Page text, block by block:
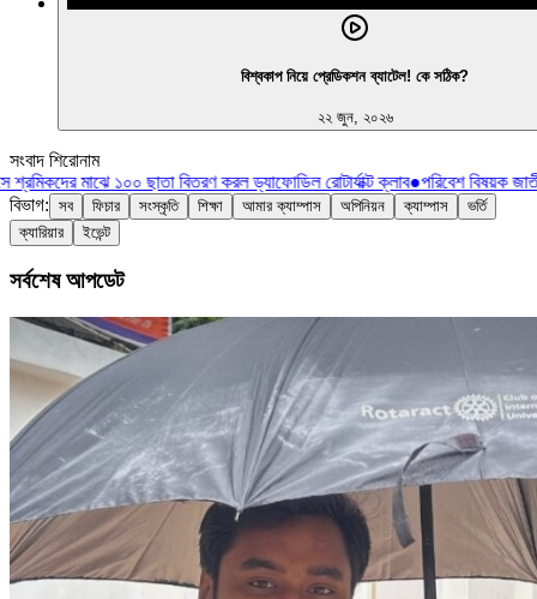
বিশ্বকাপ নিয়ে প্রেডিকশন ব্যাটেল! কে সঠিক?
২২ জুন, ২০২৬
সংবাদ শিরোনাম
শ্রমিকদের মাঝে ১০০ ছাতা বিতরণ করল ড্যাফোডিল রোটার্যাক্ট ক্লাব●পরিবেশ বিষয়ক
বিভাগ: সব ফিচার সংস্কৃতি শিক্ষা আমার ক্যাম্পাস অপিনিয়ন ক্যাম্পাস
ভর্তি
ক্যারিয়ার
ইভেন্ট
সর্বশেষ আপডেট